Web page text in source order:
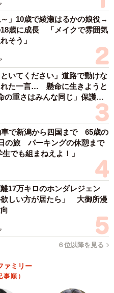
教えてください！
、「共感性の強い作品づく
。そのうえで「痩せた
きる内容で、かつ私の経験
思い、今作が生まれまし
～」10歳で綾瀬はるかの娘役→
歳に成長 「メイクで雰囲気
そう」
といてください」道路で動けな
れた一言… 懸命に生きようと
重さはみんな同じ」保護団
車で新潟から四国まで 65歳の
の旅 パーキングの休憩まで
でも組まねえよ！」
17万キロのホンダレジェン
しい方が居たら」 大御所漫
６位以降を見る
ァミリー
事順）